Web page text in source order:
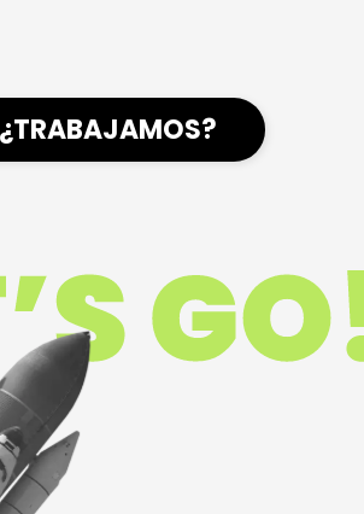
¿TRABAJAMOS?